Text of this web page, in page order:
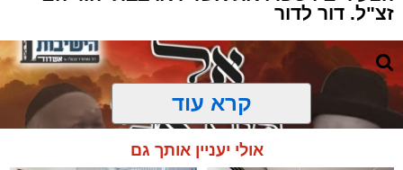
זצ"ל. דור לדור
קרא עוד
אולי יעניין אותך גם